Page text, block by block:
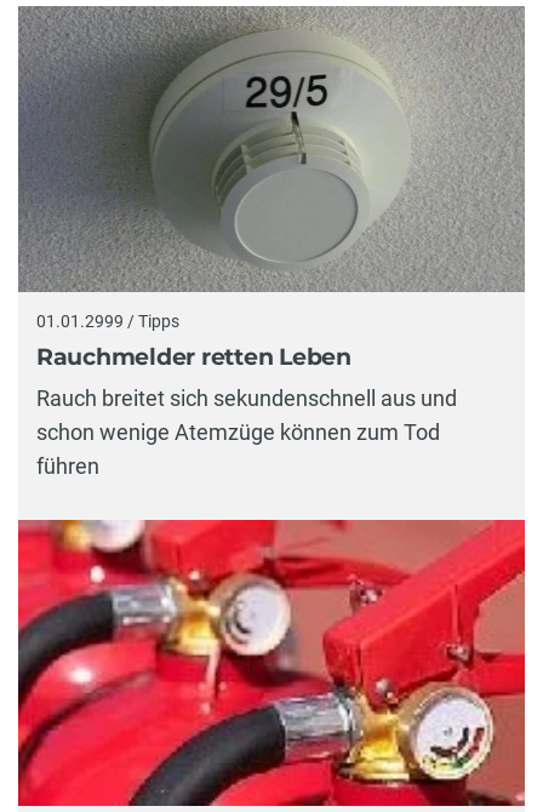
01.01.2999 / Tipps
Rauchmelder retten Leben
Rauch breitet sich sekundenschnell aus und
schon wenige Atemzüge können zum Tod
führen